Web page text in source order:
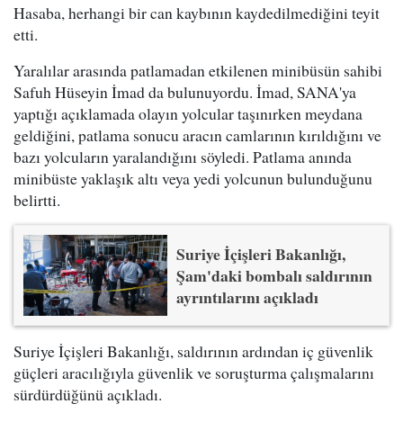
Hasaba, herhangi bir can kaybının kaydedilmediğini teyit
etti.
Yaralılar arasında patlamadan etkilenen minibüsün sahibi
Safuh Hüseyin İmad da bulunuyordu. İmad, SANA'ya
yaptığı açıklamada olayın yolcular taşınırken meydana
geldiğini, patlama sonucu aracın camlarının kırıldığını ve
bazı yolcuların yaralandığını söyledi. Patlama anında
minibüste yaklaşık altı veya yedi yolcunun bulunduğunu
belirtti.
Suriye İçişleri Bakanlığı,
Şam'daki bombalı saldırının
ayrıntılarını açıkladı
Suriye İçişleri Bakanlığı, saldırının ardından iç güvenlik
güçleri aracılığıyla güvenlik ve soruşturma çalışmalarını
sürdürdüğünü açıkladı.